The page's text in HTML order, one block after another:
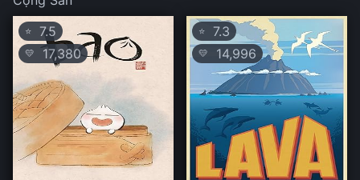
⭐ 7.5
💛 17,380
⭐ 7.3
💛 14,996